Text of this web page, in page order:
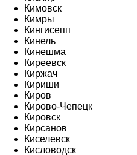
Кимовск
Кимры
Кингисепп
Кинель
Кинешма
Киреевск
Киржач
Кириши
Киров
Кирово-Чепецк
Кировск
Кирсанов
Киселевск
Кисловодск